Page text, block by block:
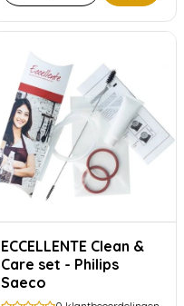
ECCELLENTE Clean &
Care set - Philips
Saeco